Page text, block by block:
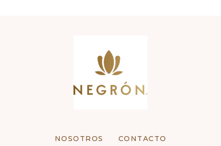
NOSOTROS CONTACTO